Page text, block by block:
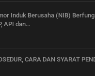
Induk Berusaha (NIB)
API dan…
CARA DAN SYARAT